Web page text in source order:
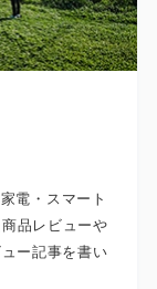
電・スマート
品レビューや
ー記事を書い